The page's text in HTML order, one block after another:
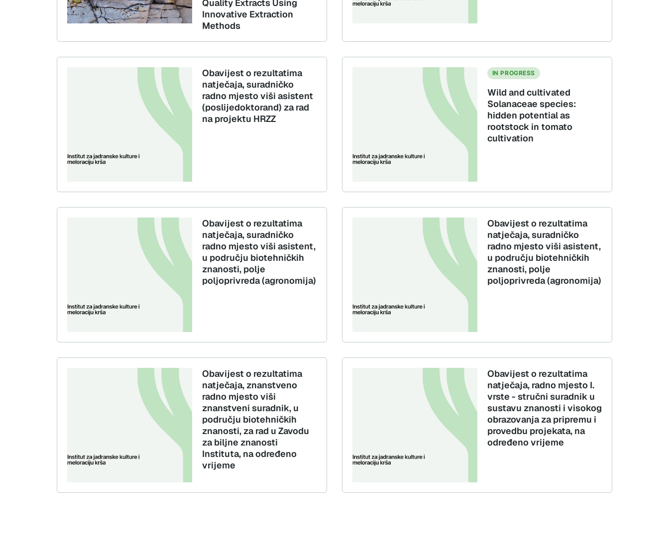
Quality Extracts Using
Innovative Extraction
Methods
Obavijest o rezultatima
natječaja, suradničko
radno mjesto viši asistent
(poslijedoktorand) za rad
na projektu HRZZ
IN PROGRESS
Wild and cultivated
Solanaceae species:
hidden potential as
rootstock in tomato
cultivation
Obavijest o rezultatima
natječaja, suradničko
radno mjesto viši asistent,
u području biotehničkih
znanosti, polje
poljoprivreda (agronomija)
Obavijest o rezultatima
natječaja, suradničko
radno mjesto viši asistent,
u području biotehničkih
znanosti, polje
poljoprivreda (agronomija)
Obavijest o rezultatima
natječaja, znanstveno
radno mjesto viši
znanstveni suradnik, u
području biotehničkih
znanosti, za rad u Zavodu
za biljne znanosti
Instituta, na određeno
vrijeme
Obavijest o rezultatima
natječaja, radno mjesto I.
vrste - stručni suradnik u
sustavu znanosti i visokog
obrazovanja za pripremu i
provedbu projekata, na
određeno vrijeme